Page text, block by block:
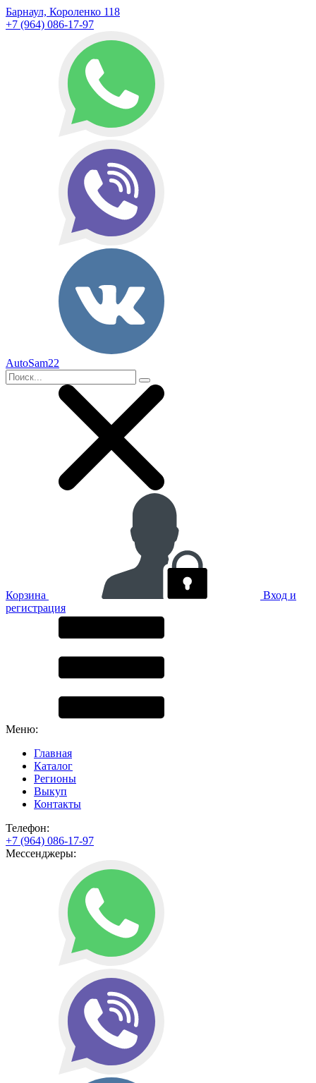
Барнаул, Короленко 118
+7 (964) 086-17-97
AutoSam22
Корзина
Вход и
регистрация
Меню:
Главная
Каталог
Регионы
Выкуп
Контакты
Телефон:
+7 (964) 086-17-97
Мессенджеры: